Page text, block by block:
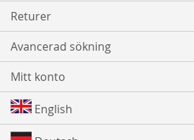
Returer
Avancerad sökning
Mitt konto
English